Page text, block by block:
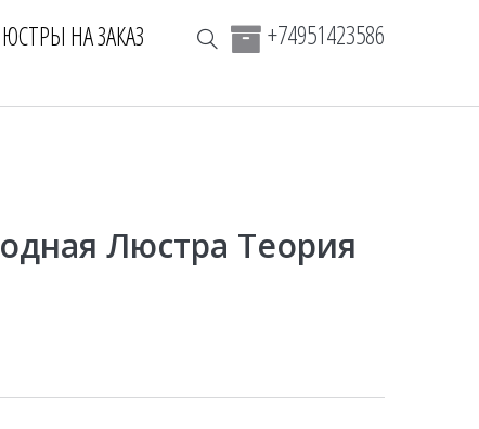
НА ЗАКАЗ +74951423586
Люстра Теория